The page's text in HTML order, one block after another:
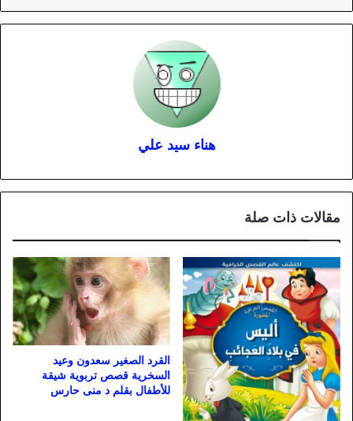
هناء سيد علي
مقالات ذات صلة
القرد الصغير سعدون وعيد
السخرية قصص تربوية شيقة
للأطفال بقلم د منى حارس